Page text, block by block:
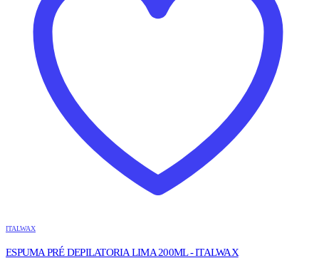
ITALWAX
ESPUMA PRÉ DEPILATORIA LIMA 200ML - ITALWAX